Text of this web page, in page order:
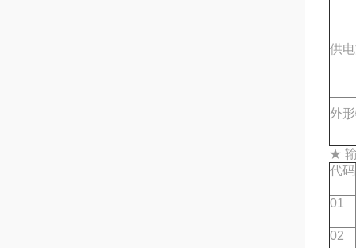
供
外
★
代码
01
02